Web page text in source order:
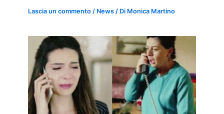
Lascia un commento / News / Di Monica Martino